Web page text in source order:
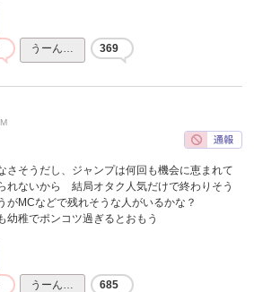
うーん… 369
さそうだし、ジャンプは何回も機会に恵まれて
れないから 結局オタク人気だけで終わりそう
がMCなどで残れそうな人がいるかな？
幼稚でポンコツ過ぎるとおもう
うーん… 685